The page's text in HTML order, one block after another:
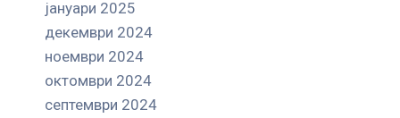
јануари 2025
декември 2024
ноември 2024
октомври 2024
септември 2024